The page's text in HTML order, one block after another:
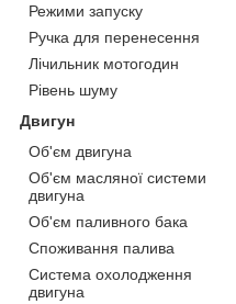
Режими запуску
Ручка для перенесення
Лічильник мотогодин
Рівень шуму
Двигун
Об'єм двигуна
Об'єм масляної системи
двигуна
Об'єм паливного бака
Споживання палива
Система охолодження
двигуна